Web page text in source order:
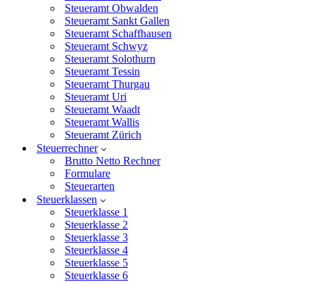
Steueramt Obwalden
Steueramt Sankt Gallen
Steueramt Schaffhausen
Steueramt Schwyz
Steueramt Solothurn
Steueramt Tessin
Steueramt Thurgau
Steueramt Uri
Steueramt Waadt
Steueramt Wallis
Steueramt Zürich
Steuerrechner
Brutto Netto Rechner
Formulare
Steuerarten
Steuerklassen
Steuerklasse 1
Steuerklasse 2
Steuerklasse 3
Steuerklasse 4
Steuerklasse 5
Steuerklasse 6